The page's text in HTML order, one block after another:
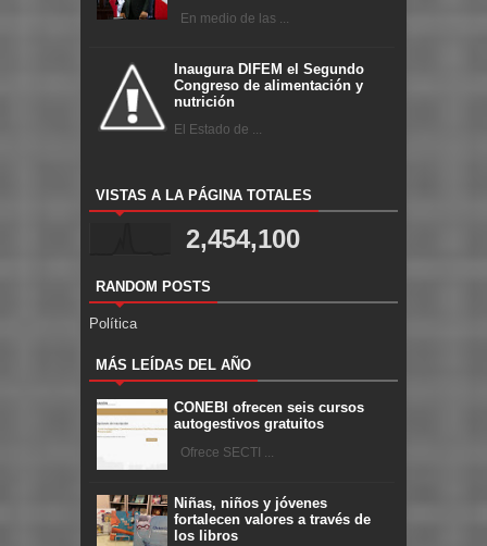
En medio de las ...
Inaugura DIFEM el Segundo
Congreso de alimentación y
nutrición
El Estado de ...
VISTAS A LA PÁGINA TOTALES
2,454,100
RANDOM POSTS
Política
MÁS LEÍDAS DEL AÑO
CONEBI ofrecen seis cursos
autogestivos gratuitos
Ofrece SECTI ...
Niñas, niños y jóvenes
fortalecen valores a través de
los libros